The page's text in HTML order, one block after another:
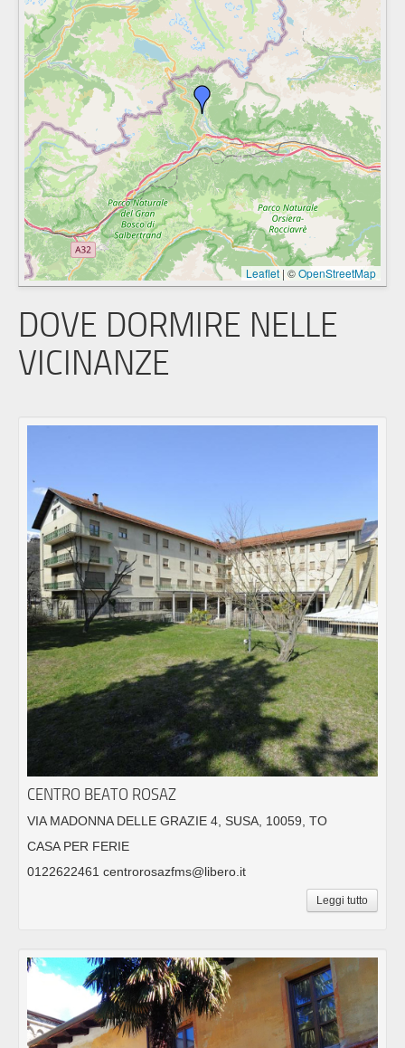
Leaflet | ©OpenStreetMap
DOVE DORMIRE NELLE
VICINANZE
CENTRO BEATO ROSAZ
VIA MADONNA DELLE GRAZIE 4, SUSA, 10059, TO
CASA PER FERIE
0122622461 centrorosazfms@libero.it
Leggi tutto